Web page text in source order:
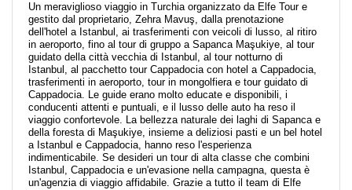
Un meraviglioso viaggio in Turchia organizzato da Elfe Tour e
gestito dal proprietario, Zehra Mavuş, dalla prenotazione
dell'hotel a Istanbul, ai trasferimenti con veicoli di lusso, al ritiro
in aeroporto, fino al tour di gruppo a Sapanca Maşukiye, al tour
guidato della città vecchia di Istanbul, al tour notturno di
Istanbul, al pacchetto tour Cappadocia con hotel a Cappadocia,
trasferimenti in aeroporto, tour in mongolfiera e tour guidato di
Cappadocia. Le guide erano molto educate e disponibili, i
conducenti attenti e puntuali, e il lusso delle auto ha reso il
viaggio confortevole. La bellezza naturale dei laghi di Sapanca e
della foresta di Maşukiye, insieme a deliziosi pasti e un bel hotel
a Istanbul e Cappadocia, hanno reso l'esperienza
indimenticabile. Se desideri un tour di alta classe che combini
Istanbul, Cappadocia e un'evasione nella campagna, questa è
un'agenzia di viaggio affidabile. Grazie a tutto il team di Elfe